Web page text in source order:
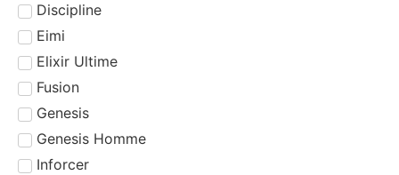
Discipline
Eimi
Elixir Ultime
Fusion
Genesis
Genesis Homme
Inforcer